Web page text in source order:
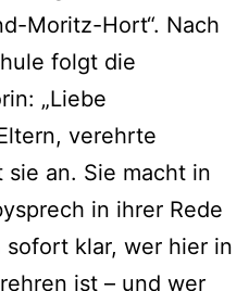
Moritz-Hort“. Nach
folgt die
„Liebe
verehrte
sie an. Sie macht in
in ihrer Rede
klar, wer hier in
ist – und wer